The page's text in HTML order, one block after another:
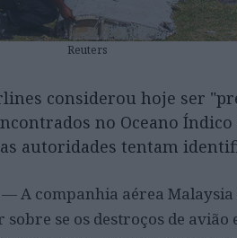
Reuters
considerou hoje ser
no Oceano Índico
autoridades tentam
A companhia aérea
se os destroços de avião